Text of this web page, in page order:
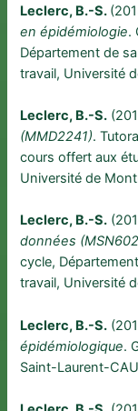
Leclerc, B.-S.
en épidémiologie.
Département de
travail, Université
Leclerc, B.-S.
(MMD2241).
cours offert aux
Université de
Leclerc, B.-S.
données
cycle,
travail, Université
Leclerc, B.-S.
épidémiologique.
Saint-Laurent-